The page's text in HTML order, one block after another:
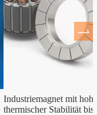
mit hoher
bis 120 °C